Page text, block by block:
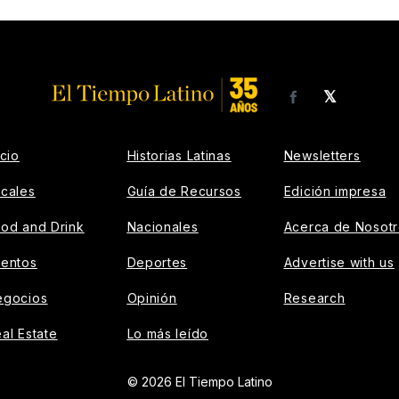
𝕏
Facebook
and Drink
Estate
Historias Latinas
Guía de Recursos
Nacionales
Deportes
Opinión
Lo más leído
Newsletters
Edición impresa
Acerca de
Advertise with us
Research
© 2026 El Tiempo Latino